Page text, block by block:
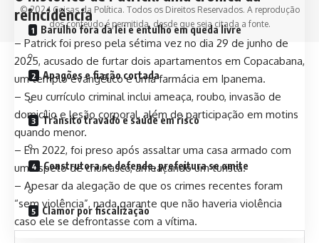
reincidência
– Patrick foi preso pela sétima vez no dia 29 de junho de
2025, acusado de furtar dois apartamentos em Copacabana,
um templo evangélico e uma farmácia em Ipanema.
– Seu currículo criminal inclui ameaça, roubo, invasão de
domicílio e lesão corporal, além de participação em motins
quando menor.
– Em 2022, foi preso após assaltar uma casa armado com
um espeto de churrasco, ameaçando um turista.
– Apesar da alegação de que os crimes recentes foram
“sem violência”, nada garante que não haveria violência
caso ele se defrontasse com a vítima.
Barulho fora da lei e entulho em queda livre
Apagões e fiação cortada
Trânsito travado e saúde em risco
Construtora se defende, prefeitura se omite
Clamor por fiscalização
© 2024 Coisas da Política. Todos os Direitos Reservados. A reprodução
dos conteúdo é permitida, desde que seja citada a fonte.